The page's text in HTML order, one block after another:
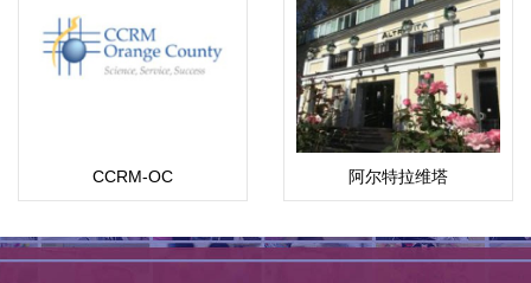
CCRM-OC 阿尔特拉维塔